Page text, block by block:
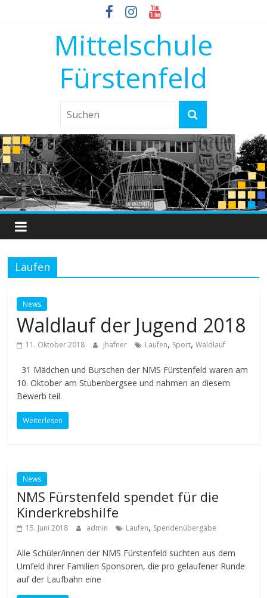
Mittelschule
Fürstenfeld
Laufen
News
Waldlauf der Jugend 2018
11. Oktober 2018 jhafner Laufen, Sport,Waldlauf
31 Mädchen und Burschen der NMS Fürstenfeld waren am
10. Oktober am Stubenbergsee und nahmen an diesem
Bewerb teil.
Weiterlesen
News
NMS Fürstenfeld spendet für die
Kinderkrebshilfe
15. Juni 2018 admin Laufen, Spendenübergabe
Alle Schüler/innen der NMS Fürstenfeld suchten aus dem
Umfeld ihrer Familien Sponsoren, die pro gelaufener Runde
auf der Laufbahn eine